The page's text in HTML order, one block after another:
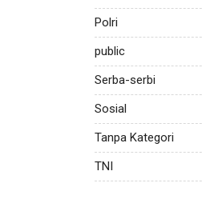
Polri
public
Serba-serbi
Sosial
Tanpa Kategori
TNI